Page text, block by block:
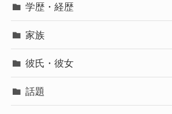
学歴・経歴
家族
彼氏・彼女
話題